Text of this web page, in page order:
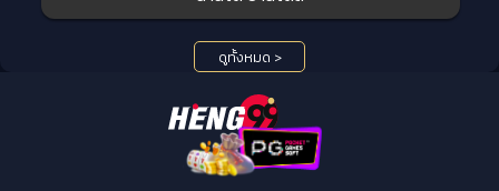
ดูทั้งหมด >